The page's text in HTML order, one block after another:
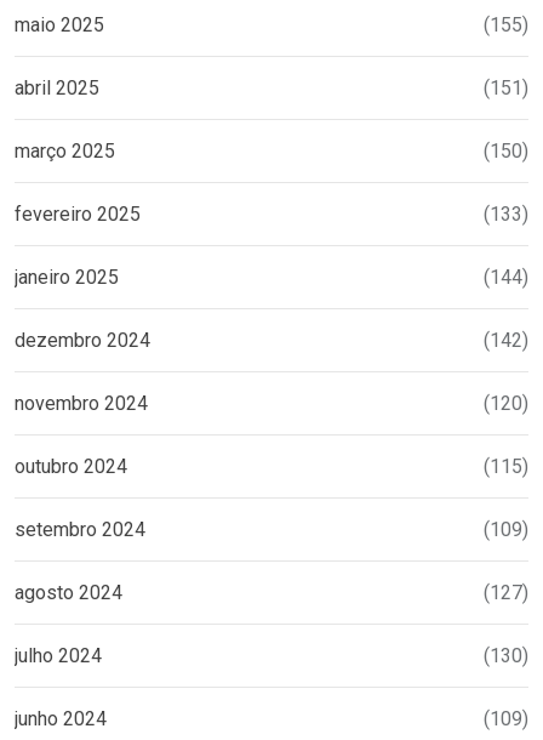
maio 2025 (155)
abril 2025 (151)
março 2025 (150)
fevereiro 2025 (133)
janeiro 2025 (144)
dezembro 2024 (142)
novembro 2024 (120)
outubro 2024 (115)
setembro 2024 (109)
agosto 2024 (127)
julho 2024 (130)
junho 2024 (109)